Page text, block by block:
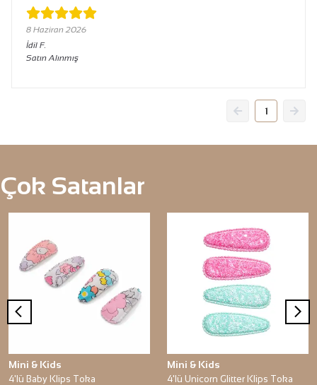
8 Haziran 2026
İdil F.
Satın Alınmış
1
Çok Satanlar
Mini & Kids
4'lü Baby Klips Toka
Mini & Kids
4'lü Unicorn Glitter Klips Toka